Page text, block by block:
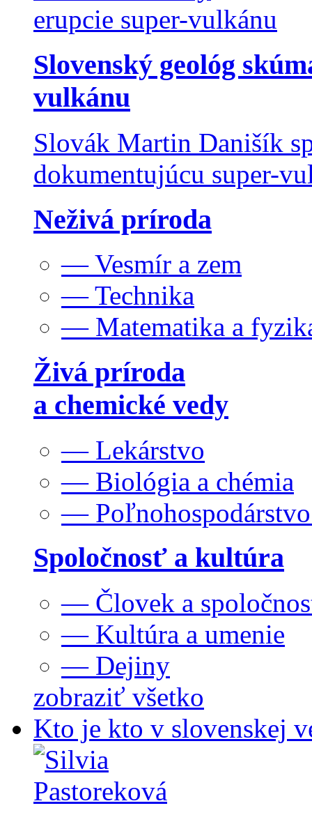
Slovenský geológ
vulkánu
Slovák Martin Danišík
dokumentujúcu super-
Neživá príroda
— Vesmír a zem
— Technika
— Matematika a
Živá príroda
a chemické vedy
— Lekárstvo
— Biológia a chémia
—
Spoločnosť a kultúra
— Človek a
— Kultúra a umenie
— Dejiny
zobraziť všetko
Kto je kto v slovenskej